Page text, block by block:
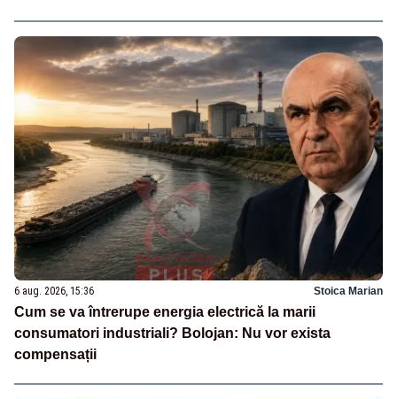
6 aug. 2026, 15:36 Stoica Marian
Cum se va întrerupe energia electrică la marii
consumatori industriali? Bolojan: Nu vor exista
compensații